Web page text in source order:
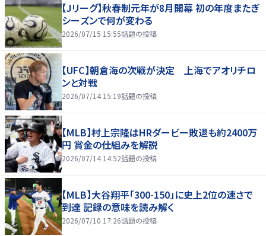
【Jリーグ】秋春制元年が8月開幕 初の年度またぎ
シーズンで何が変わる
2026/07/15 15:55話題の投稿
【UFC】朝倉海の次戦が決定 上海でアオリチロ
ンと対戦
2026/07/14 15:19話題の投稿
【MLB】村上宗隆はHRダービー敗退も約2400万
円 賞金の仕組みを解説
2026/07/14 14:52話題の投稿
【MLB】大谷翔平「300-150」に史上2位の速さで
到達 記録の意味を読み解く
2026/07/10 17:26話題の投稿